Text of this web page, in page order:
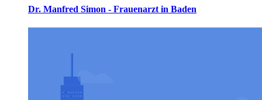
Dr. Manfred Simon - Frauenarzt in Baden